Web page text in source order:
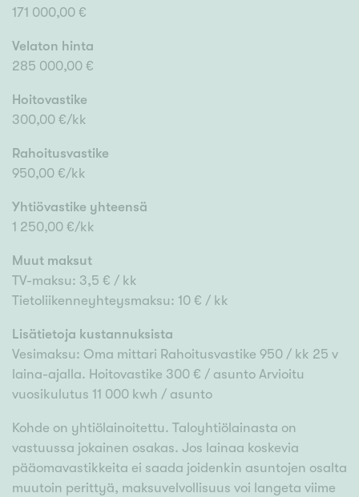
171 000,00 €
Velaton hinta
285 000,00 €
Hoitovastike
300,00 €/kk
Rahoitusvastike
950,00 €/kk
Yhtiövastike yhteensä
1 250,00 €/kk
Muut maksut
TV-maksu: 3,5 € / kk
Tietoliikenneyhteysmaksu: 10 € / kk
Lisätietoja kustannuksista
Vesimaksu: Oma mittari Rahoitusvastike 950 / kk 25 v
laina-ajalla. Hoitovastike 300 € / asunto Arvioitu
vuosikulutus 11 000 kwh / asunto
Kohde on yhtiölainoitettu. Taloyhtiölainasta on
vastuussa jokainen osakas. Jos lainaa koskevia
pääomavastikkeita ei saada joidenkin asuntojen osalta
muutoin perittyä, maksuvelvollisuus voi langeta viime